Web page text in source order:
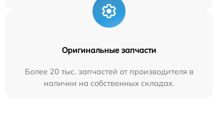
Оригинальные запчасти
Более 20 тыс. запчастей от производителя в
наличии на собственных складах.